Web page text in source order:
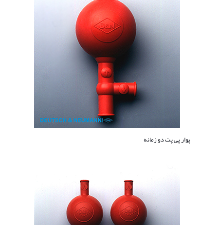
پوار پی پت دو زمانه